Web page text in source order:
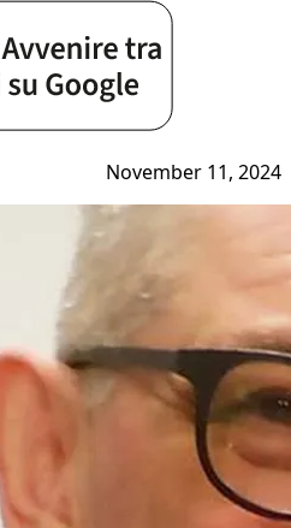
November 11, 2024